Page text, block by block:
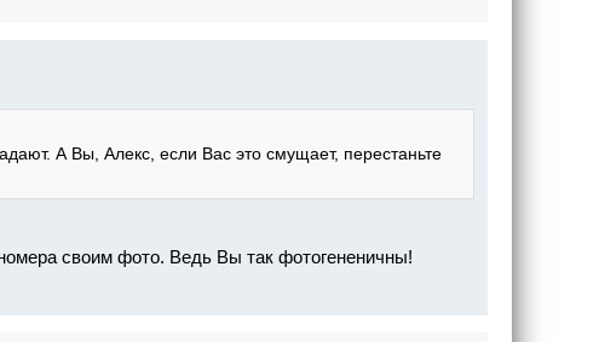
А Вы, Алекс, если Вас это смущает, перестаньте
своим фото. Ведь Вы так фотогененичны!